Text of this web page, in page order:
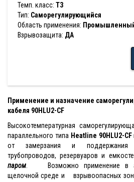
Темп. класс: Т3
Тип: Саморегулирующийся
Область применения:
Взрывозащита: ДА
Применение и назначение
кабеля 90HLU2-CF
Высокотемпературная
параллельного типа Heatline 90HLU2-CF
от замерзания и поддержания
трубопроводов, резервуаров и
паром . Возможно применение в
щелочной среде и взрывоопасных